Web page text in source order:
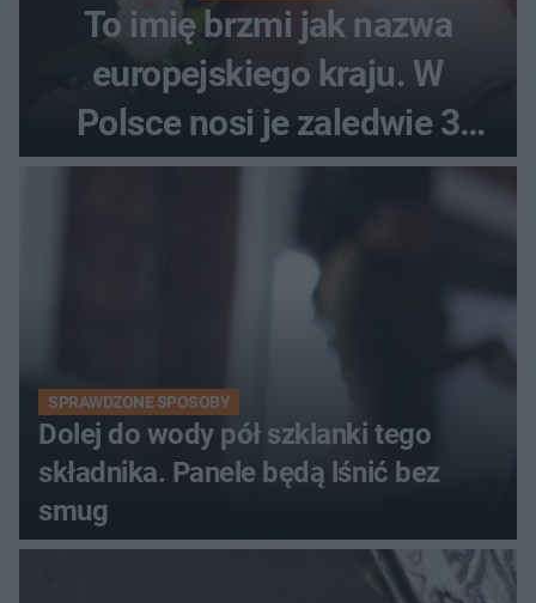
To imię brzmi jak nazwa
europejskiego kraju. W
Polsce nosi je zaledwie 3
kobiety
SPRAWDZONE SPOSOBY
Dolej do wody pół szklanki tego
składnika. Panele będą lśnić bez
smug